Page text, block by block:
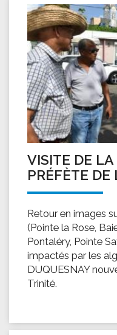
VISITE DE
PRÉFÈTE DE
Retour en images
(Pointe la Rose,
Pontaléry, Pointe
impactés par les
DUQUESNAY
Trinité.